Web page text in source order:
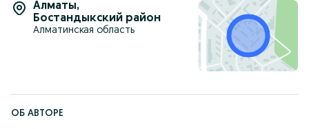
Алматы,
Бостандыкский район
Алматинская область
ОБ АВТОРЕ